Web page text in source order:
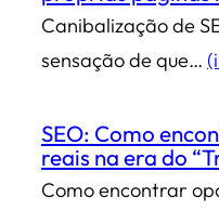
Canibalização de
sensação de que…
SEO: Como
reais na era do
Como encontrar